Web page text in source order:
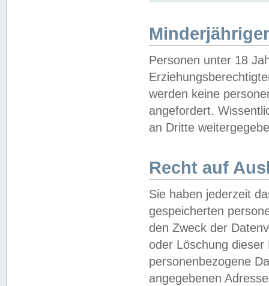
Personen unter 18
werden keine
angefordert.
an Dritte
Recht auf
Sie haben jederzeit
gespeicherten
den Zweck der
oder Löschung
personenbezogene
angegebenen